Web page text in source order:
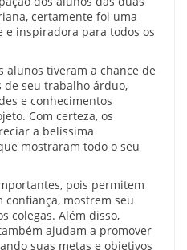
certamente foi uma
inspiradora para todos os
alunos tiveram a chance de
seu trabalho árduo,
e conhecimentos
Com certeza, os
a belíssima
mostraram todo o seu
pois permitem
mostrem seu
colegas. Além disso,
ajudam a promover
suas metas e objetivos